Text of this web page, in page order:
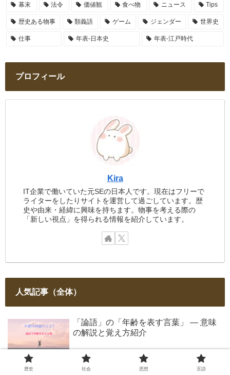
幕末 法令 価値観 食べ物 ニュース Tips
歴史ある物事 類義語 ゲーム ジェンダー 世界史
仕事 年表-日本史 年表-江戸時代
プロフィール
Kira
IT企業で働いていた元SEの日本人です。現在はフリーで
ライターをしたりサイトを運営して過ごしています。歴
史や由来・経緯に興味を持ちます。物事を考える際の
「新しい視点」を得られる情報を紹介しています。
人気記事（全体）
「論語」の「年齢を表す言葉」 ― 意味
の解説と覚え方紹介
ThickとThinの覚え方 - 間違いやすい
歴史 社会 思想 言語